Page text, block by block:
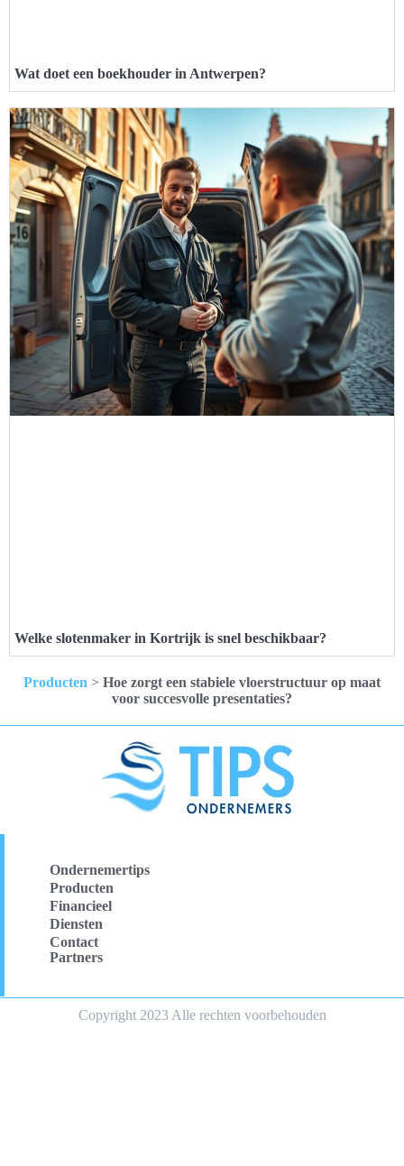
Wat doet een boekhouder in Antwerpen?
Welke slotenmaker in Kortrijk is snel beschikbaar?
Producten > Hoe zorgt een stabiele vloerstructuur op maat
voor succesvolle presentaties?
Ondernemertips
Producten
Financieel
Diensten
Contact
Partners
Copyright 2023 Alle rechten voorbehouden